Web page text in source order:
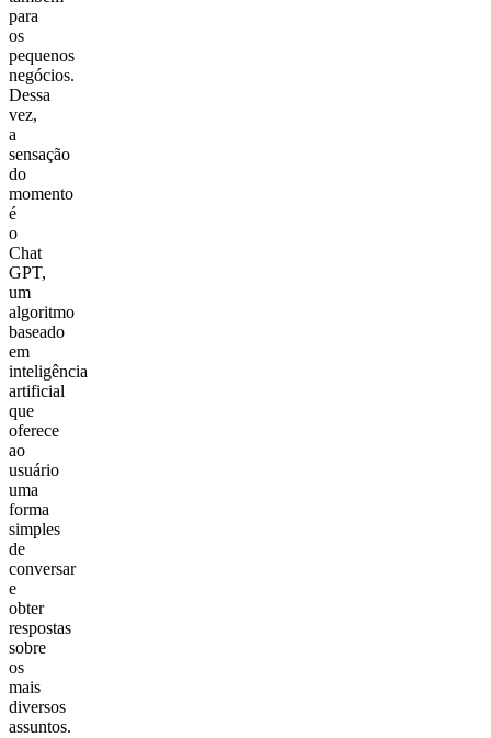
para
os
pequenos
negócios.
Dessa
vez,
a
sensação
do
momento
é
o
Chat
GPT,
um
algoritmo
baseado
em
inteligência
artificial
que
oferece
ao
usuário
uma
forma
simples
de
conversar
e
obter
respostas
sobre
os
mais
diversos
assuntos.